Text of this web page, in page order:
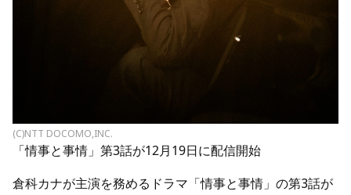
(C)NTT DOCOMO,INC.
「情事と事情」第3話が12月19日に配信開始
倉科カナが主演を務めるドラマ「情事と事情」の第3話が